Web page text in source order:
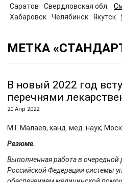
Саратов
Свердловская обл.
Хабаровск
Челябинск Якутск
МЕТКА
В новый 2022 год
перечнями
20 Апр 2022
М.Г. Малаев, канд. мед. наук;
Резюме.
Выполненная работа в очередной
Российской Федерации системы